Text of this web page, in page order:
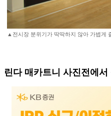
▲전시장 분위기가 딱딱하지 않아 가볍게
린다 매카트니 사진전에